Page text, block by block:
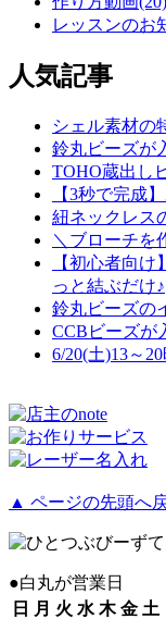
レッスンのお
人気記事
シェル素材の
鈴丸ビーズが
TOHO蔵出し
【3秒で完成
紐ネックレス
＼ブローチを
【初心者向
っと結ぶだけ♪
鈴丸ビーズの
CCBビーズが
6/20(土)13～
▲ ページの先頭へ
●白丸が営業日
日
月 火 水 木 金 土